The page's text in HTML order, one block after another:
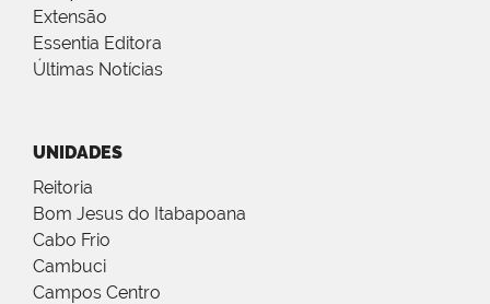
Extensão
Essentia Editora
Últimas Notícias
UNIDADES
Reitoria
Bom Jesus do Itabapoana
Cabo Frio
Cambuci
Campos Centro